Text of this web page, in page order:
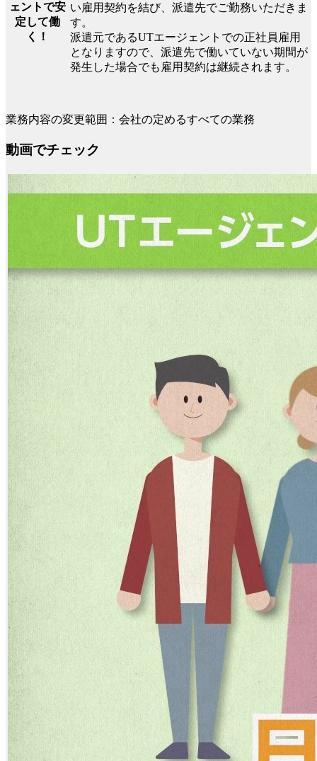
ェントで安
定して働
く！
い雇用契約を結び、派遣先でご勤務いただきま
す。
派遣元であるUTエージェントでの正社員雇用
となりますので、派遣先で働いていない期間が
発生した場合でも雇用契約は継続されます。
業務内容の変更範囲：会社の定めるすべての業務
動画でチェック